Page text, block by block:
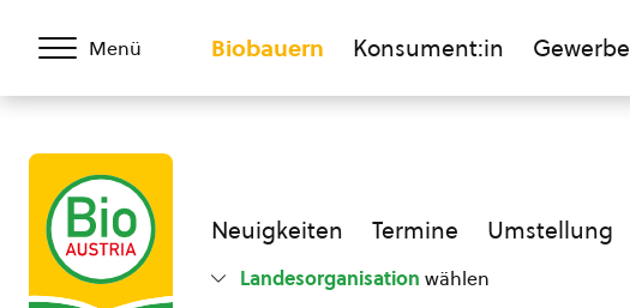
Menü Biobauern Konsument:in Gewerbe
Neuigkeiten Termine Umstellung
Landesorganisation wählen